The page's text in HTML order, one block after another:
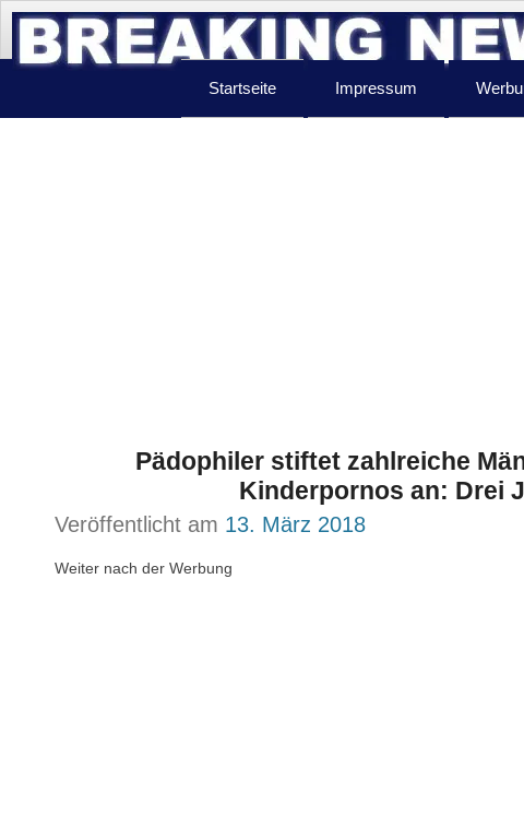
Startseite Impressum
Pädophiler stiftet zahlreiche
Kinderpornos an: Drei
Veröffentlicht am 13. März 2018
Weiter nach der Werbung